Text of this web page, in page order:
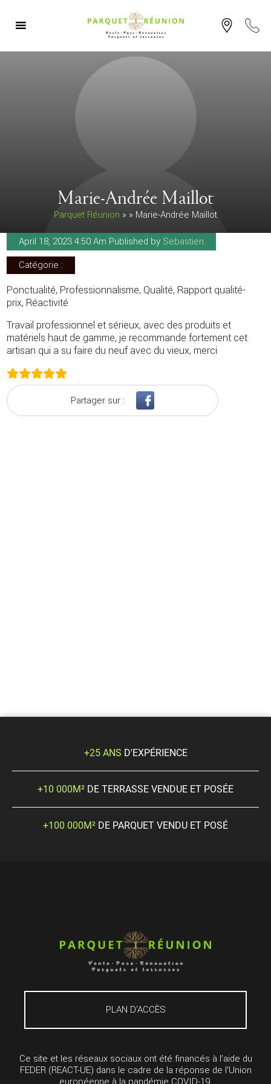
Plan
Marie-Andrée Maillot
Parquet Réunion » » Marie-Andrée Maillot
April 18, 2023 4:50 Am Published by Sebastien
Catégorie :
Ponctualité, Professionnalisme, Qualité, Rapport qualité-
prix, Réactivité
Travail professionnel et sérieux, avec des produits et
matériels haut de gamme, je recommande fortement cet
artisan qui a su faire du neuf avec du vieux, merci
Partager sur :
+25 ANS D'EXPÉRIENCE
+10 000M² DE TERRASSE VENDUE ET POSÉE
+100 000M² DE PARQUET VENDU ET POSÉ
PLAN D'ACCÈS
Ce site et les réseaux sociaux ont été financés à l’aide du
FEDER (REACT-UE) dans le cadre de la réponse de l’Union
européenne à la pandémie COVID-19.